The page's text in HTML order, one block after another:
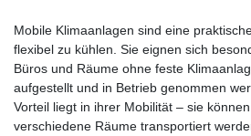
Mobile Klimaanlagen sind eine
flexibel zu kühlen. Sie eignen sich
Büros und Räume ohne feste
aufgestellt und in Betrieb genommen
Vorteil liegt in ihrer Mobilität – sie
verschiedene Räume transportiert